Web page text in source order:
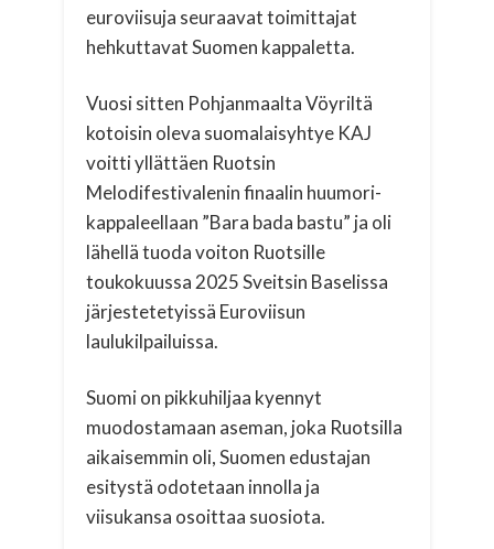
euroviisuja seuraavat toimittajat
hehkuttavat Suomen kappaletta.
Vuosi sitten Pohjanmaalta Vöyriltä
kotoisin oleva suomalaisyhtye KAJ
voitti yllättäen Ruotsin
Melodifestivalenin finaalin huumori-
kappaleellaan ”Bara bada bastu” ja oli
lähellä tuoda voiton Ruotsille
toukokuussa 2025 Sveitsin Baselissa
järjestetetyissä Euroviisun
laulukilpailuissa.
Suomi on pikkuhiljaa kyennyt
muodostamaan aseman, joka Ruotsilla
aikaisemmin oli, Suomen edustajan
esitystä odotetaan innolla ja
viisukansa osoittaa suosiota.